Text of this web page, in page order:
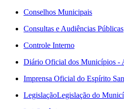
Conselhos Municipais
Consultas e Audiências Públicas
Controle Interno
Diário Oficial dos Municípios -
Imprensa Oficial do Espírito
LegislaçãoLegislação do